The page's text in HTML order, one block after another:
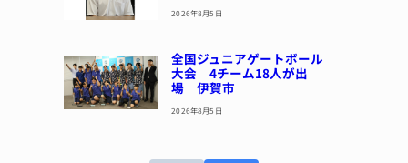
2026年8月5日
全国ジュニアゲートボール
大会 4チーム18人が出
場 伊賀市
2026年8月5日